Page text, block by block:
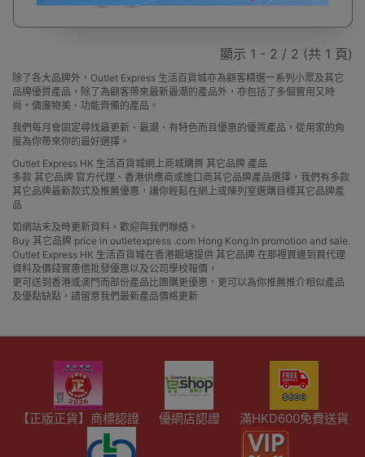
顯示 1 - 2 / 2 (共 1 頁)
除了各大品牌外，Outlet Express 生活百貨城亦為顧客精選一系列小眾及其它
品牌優質產品，除了為顧客帶來最新最潮的產品外，亦包括了多個實用又時
尚，價廉物美、功能齊備的產品。
我們每月會固定尋找最更新、最潮、有特色而且優惠的優質產品，從用家的角
度為你帶來你的最好選擇。
Outlet Express HK 生活百貨城網上商城購買 其它品牌 產品
多款 其它品牌 官方代理、香港供應商或進口商其它品牌產品選擇，我們有多款
其它品牌最新款式及推薦優惠，讓你輕鬆在網上或陳列室選購目標其它品牌產
品
如網站未及時更新資料，歡迎與我們聯絡。
Buy 其它品牌 price in outletexpress .com Hong Kong.In promotion and sale.
Outlet Express HK 生活百貨城在香港觀塘提供 其它品牌 在那裡買邊到買代理
資料及價錢實惠借批發優惠以及公司學校報價，
更可送到香港或澳門而部份產品比團購更優惠，更可以為你推薦推介相似產品
及優點缺點，請留意我們最新產品價格更新
【正版正貨】商標認證 優網店認證 滿HKD600免費送貨